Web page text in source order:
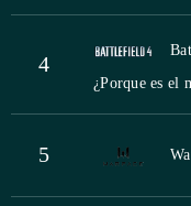
4
¿Porque es el
5